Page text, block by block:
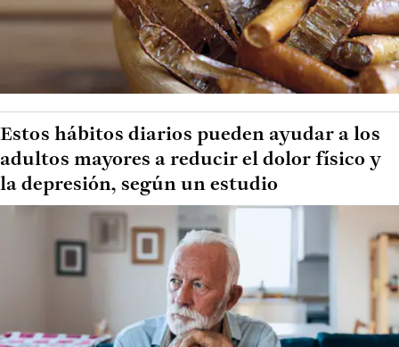
Estos hábitos diarios pueden ayudar a los
adultos mayores a reducir el dolor físico y
la depresión, según un estudio